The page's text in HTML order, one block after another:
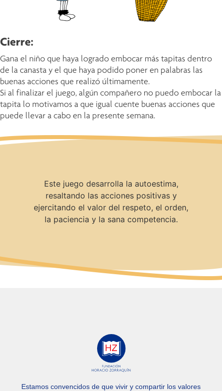
Cierre:
Gana el niño que haya logrado embocar más tapitas dentro
de la canasta y el que haya podido poner en palabras las
buenas acciones que realizó últimamente.
Si al finalizar el juego, algún compañero no puedo embocar la
tapita lo motivamos a que igual cuente buenas acciones que
puede llevar a cabo en la presente semana.
Este juego desarrolla la autoestima,
resaltando las acciones positivas y
ejercitando el valor del respeto, el orden,
la paciencia y la sana competencia.
Estamos convencidos de que vivir y compartir los valores